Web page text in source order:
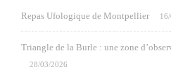
Repas Ufologique de Montpellier
Triangle de la Burle : une zone
28/03/2026